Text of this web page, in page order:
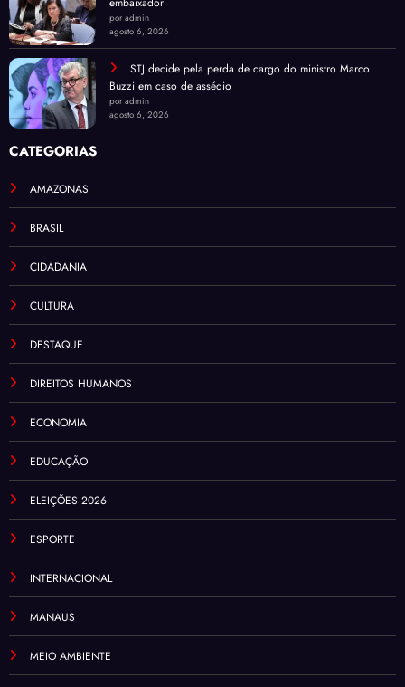
Brasil reage a sanção dos EUA e trava nomeação de
embaixador
STJ decide pela perda de cargo do ministro Marco
Buzzi em caso de assédio
AMAZONAS
BRASIL
CIDADANIA
CULTURA
DESTAQUE
DIREITOS HUMANOS
ECONOMIA
EDUCAÇÃO
ELEIÇÕES 2026
ESPORTE
INTERNACIONAL
MANAUS
MEIO AMBIENTE